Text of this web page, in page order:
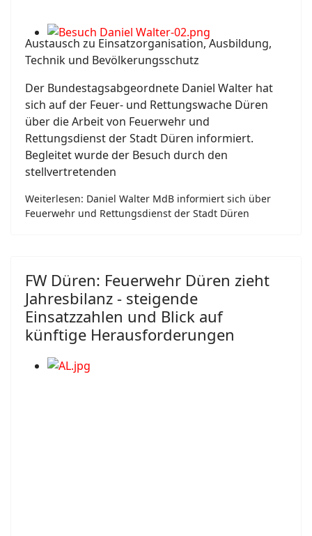
Austausch zu Einsatzorganisation, Ausbildung,
Technik und Bevölkerungsschutz
Der Bundestagsabgeordnete Daniel Walter hat
sich auf der Feuer- und Rettungswache Düren
über die Arbeit von Feuerwehr und
Rettungsdienst der Stadt Düren informiert.
Begleitet wurde der Besuch durch den
stellvertretenden
Weiterlesen: Daniel Walter MdB informiert sich über
Feuerwehr und Rettungsdienst der Stadt Düren
FW Düren: Feuerwehr Düren zieht
Jahresbilanz - steigende
Einsatzzahlen und Blick auf
künftige Herausforderungen